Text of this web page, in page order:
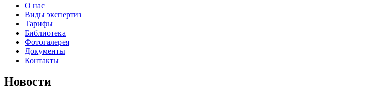
О нас
Виды экспертиз
Тарифы
Библиотека
Фотогалерея
Документы
Контакты
Новости